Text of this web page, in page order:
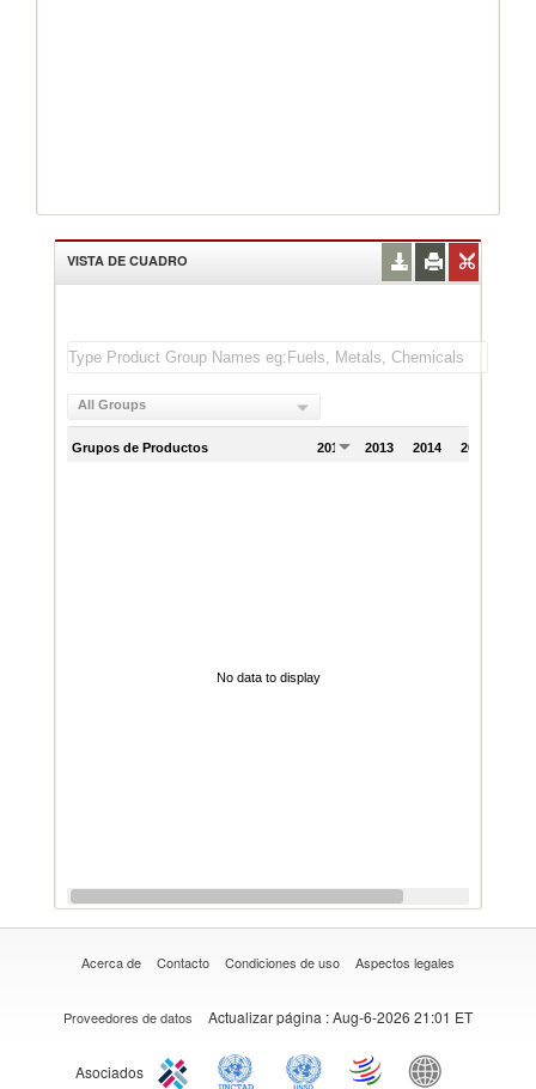
VISTA DE CUADRO
All Groups
Grupos de Productos 2012 2013 2014 2015
No data to display
Acerca de Contacto Condiciones de uso Aspectos legales
Proveedores de datos Actualizar página : Aug-6-2026 21:01 ET
Asociados